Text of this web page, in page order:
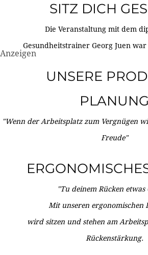
SITZ DICH
Die Veranstaltung mit dem
Gesundheitstrainer Georg Juen
Anzeigen
UNSERE
PLANUNG
"Wenn der Arbeitsplatz zum Vergnügen
Freude"
"Tu deinem Rücken etwas
Mit unseren ergonomischen
wird sitzen und stehen am
Rückenstärkung.